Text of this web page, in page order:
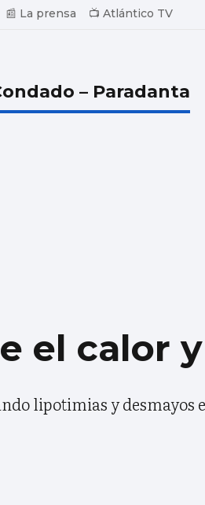
📰 La prensa 📺 Atlántico TV
– Paradanta
el calor
lipotimias y desmayos